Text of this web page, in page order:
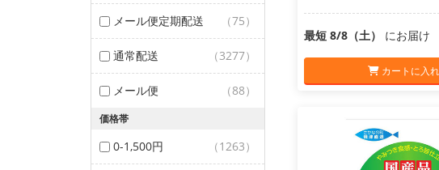
メール便定期配送 （75）
通常配送 （3277）
メール便 （88）
価格帯
0-1,500円 （1263）
最短 8/8（土） にお届け
カートに入